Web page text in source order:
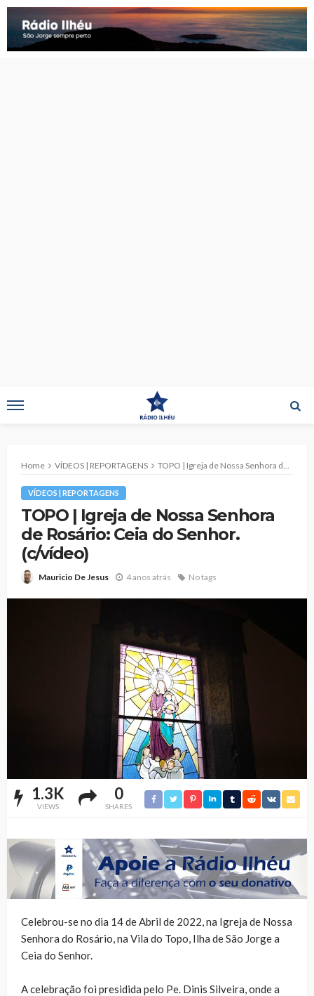
Home VÍDEOS | REPORTAGENS TOPO | Igreja de Nossa Senhora de Rosário: Ceia do Senhor. (c/vídeo)
VÍDEOS | REPORTAGENS
TOPO | Igreja de Nossa Senhora
de Rosário: Ceia do Senhor.
(c/vídeo)
Mauricio De Jesus 4 anos atrás No tags
1.3K
VIEWS
0
SHARES
Celebrou-se no dia 14 de Abril de 2022, na Igreja de Nossa
Senhora do Rosário, na Vila do Topo, Ilha de São Jorge a
Ceia do Senhor.
A celebração foi presidida pelo Pe. Dinis Silveira, onde a